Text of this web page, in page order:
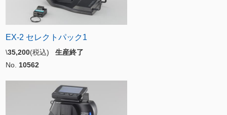
EX-2 セレクトパック1
\35,200(税込) 生産終了
No. 10562